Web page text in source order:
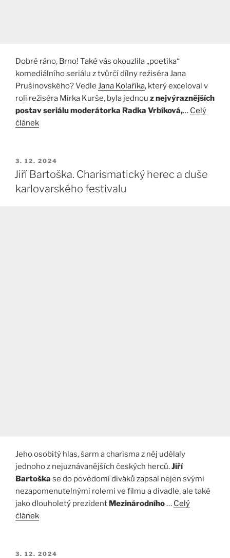
Dobré ráno, Brno! Také vás okouzlila „poetika“
komediálního seriálu z tvůrčí dílny režiséra Jana
Prušinovského? Vedle Jana Kolaříka, který exceloval v
roli režiséra Mirka Kurše, byla jednou z nejvýraznějších
postav seriálu moderátorka Radka Vrbíková,… Celý
článek
PUBLIKOVÁNO
3. 12. 2024
Jiří Bartoška. Charismatický herec a duše
karlovarského festivalu
Jeho osobitý hlas, šarm a charisma z něj udělaly
jednoho z nejuznávanějších českých herců.Jiří
Bartoška se do povědomí diváků zapsal nejen svými
nezapomenutelnými rolemi ve filmu a divadle, ale také
jako dlouholetý prezident Mezinárodního… Celý
článek
PUBLIKOVÁNO
3. 12. 2024